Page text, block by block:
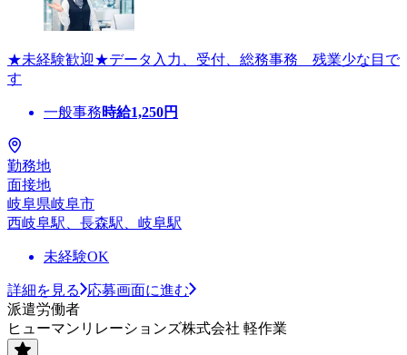
★未経験歓迎★データ入力、受付、総務事務 残業少な目で
す
一般事務時給1,250円
勤務地
面接地
岐阜県岐阜市
西岐阜駅、長森駅、岐阜駅
未経験OK
詳細を見る
応募画面に進む
派遣労働者
ヒューマンリレーションズ株式会社 軽作業